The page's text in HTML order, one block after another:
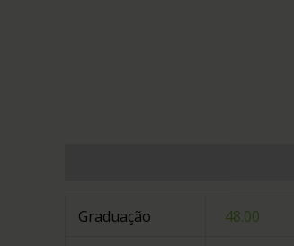
Graduação 48.00